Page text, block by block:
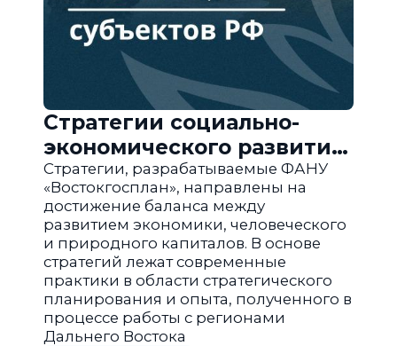
Стратегии социально-
экономического развития
субъектов РФ
Стратегии, разрабатываемые ФАНУ
«Востокгосплан», направлены на
достижение баланса между
развитием экономики, человеческого
и природного капиталов. В основе
стратегий лежат современные
практики в области стратегического
планирования и опыта, полученного в
процессе работы с регионами
Дальнего Востока